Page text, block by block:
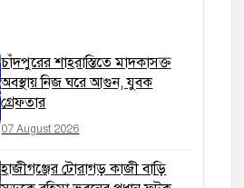
চাঁদপুরের শাহরাস্তিতে মাদকাসক্ত
অবস্থায় নিজ ঘরে আগুন, যুবক
গ্রেফতার
07 August 2026
হাজীগঞ্জের টোরাগড় কাজী বাড়ি